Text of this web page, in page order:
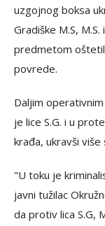
uzgojnog boksa
Gradiške M.S,
predmetom
povrede.
Daljim
je lice S.G. i u
krađa, ukravši
"U toku je
javni tužilac
da protiv lica S.G,